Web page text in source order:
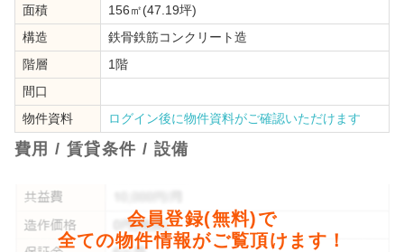
面積
156㎡(47.19坪)
構造
鉄骨鉄筋コンクリート造
階層
1階
間口
物件資料
ログイン後に物件資料がご確認いただけます
費用 / 賃貸条件 / 設備
会員登録(無料)で
全ての物件情報がご覧頂けます！